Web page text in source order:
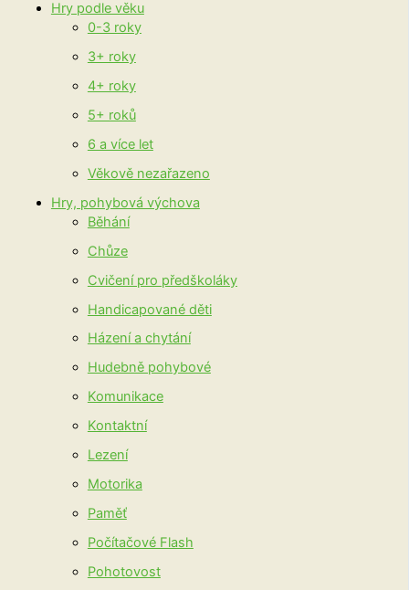
Hry podle věku
0-3 roky
3+ roky
4+ roky
5+ roků
6 a více let
Věkově nezařazeno
Hry, pohybová výchova
Běhání
Chůze
Cvičení pro předškoláky
Handicapované děti
Házení a chytání
Hudebně pohybové
Komunikace
Kontaktní
Lezení
Motorika
Paměť
Počítačové Flash
Pohotovost